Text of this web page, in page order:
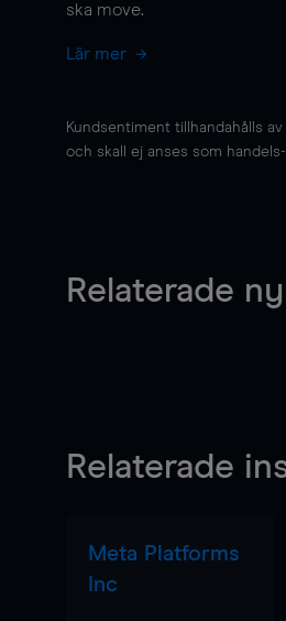
ska move.
Lär mer
Kundsentiment tillhandahålls
och skall ej anses som
Relaterade
Relaterade
Meta Platforms
Inc